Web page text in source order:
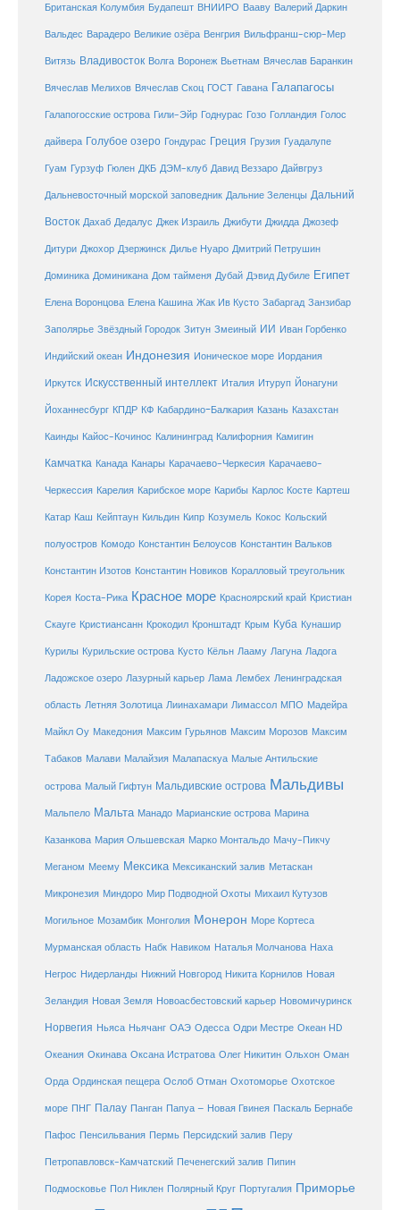
Британская Колумбия Будапешт ВНИИРО Вааву Валерий Даркин
Вальдес Варадеро Великие озёра Венгрия Вильфранш-сюр-Мер
Витязь Владивосток Волга Воронеж Вьетнам Вячеслав Баранкин
Вячеслав Мелихов Вячеслав Скоц ГОСТ Гавана Галапагосы
Галапогосские острова Гили-Эйр Годнурас Гозо Голландия Голос
дайвера Голубое озеро Гондурас Греция Грузия Гуадалупе
Гуам Гурзуф Гюлен ДКБ ДЭМ-клуб Давид Веззаро Дайвгруз
Дальневосточный морской заповедник Дальние Зеленцы Дальний
Восток Дахаб Дедалус Джек Израиль Джибути Джидда Джозеф
Дитури Джохор Дзержинск Дилье Нуаро Дмитрий Петрушин
Доминика Доминикана Дом тайменя Дубай Дэвид Дубиле Египет
Елена Воронцова Елена Кашина Жак Ив Кусто Забаргад Занзибар
Заполярье Звёздный Городок Зитун Змеиный ИИ Иван Горбенко
Индийский океан Индонезия Ионическое море Иордания
Иркутск Искусственный интеллект Италия Итуруп Йонагуни
Йоханнесбург КПДР КФ Кабардино-Балкария Казань Казахстан
Каинды Кайос-Кочинос Калининград Калифорния Камигин
Камчатка Канада Канары Карачаево-Черкесия Карачаево-
Черкессия Карелия Карибское море Карибы Карлос Косте Картеш
Катар Каш Кейптаун Кильдин Кипр Козумель Кокос Кольский
полуостров Комодо Константин Белоусов Константин Вальков
Константин Изотов Константин Новиков Коралловый треугольник
Корея Коста-Рика Красное море Красноярский край Кристиан
Скауге Кристиансанн Крокодил Кронштадт Крым Куба Кунашир
Курилы Курильские острова Кусто Кёльн Лааму Лагуна Ладога
Ладожское озеро Лазурный карьер Лама Лембех Ленинградская
область Летняя Золотица Лиинахамари Лимассол МПО Мадейра
Майкл Оу Македония Максим Гурьянов Максим Морозов Максим
Табаков Малави Малайзия Малапаскуа Малые Антильские
острова Малый Гифтун Мальдивские острова Мальдивы
Мальпело Мальта Манадо Марианские острова Марина
Казанкова Мария Ольшевская Марко Монтальдо Мачу-Пикчу
Меганом Меему Мексика Мексиканский залив Метаскан
Микронезия Миндоро Мир Подводной Охоты Михаил Кутузов
Могильное Мозамбик Монголия Монерон Море Кортеса
Мурманская область Набк Навиком Наталья Молчанова Наха
Негрос Нидерланды Нижний Новгород Никита Корнилов Новая
Зеландия Новая Земля Новоасбестовский карьер Новомичуринск
Норвегия Ньяса Ньячанг ОАЭ Одесса Одри Местре Океан HD
Океания Окинава Оксана Истратова Олег Никитин Ольхон Оман
Орда Ординская пещера Ослоб Отман Охотоморье Охотское
море ПНГ Палау Панган Папуа – Новая Гвинея Паскаль Бернабе
Пафос Пенсильвания Пермь Персидский залив Перу
Петропавловск-Камчатский Печенегский залив Пипин
Подмосковье Пол Никлен Полярный Круг Португалия Приморье